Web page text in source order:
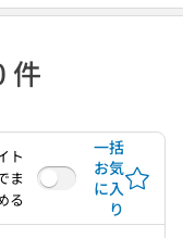
件
ト
ま
る
一括
お気
に入
り